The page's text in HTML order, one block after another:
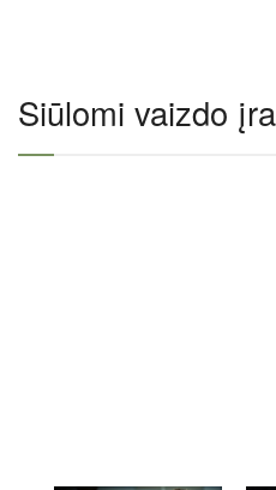
Siūlomi vaizdo